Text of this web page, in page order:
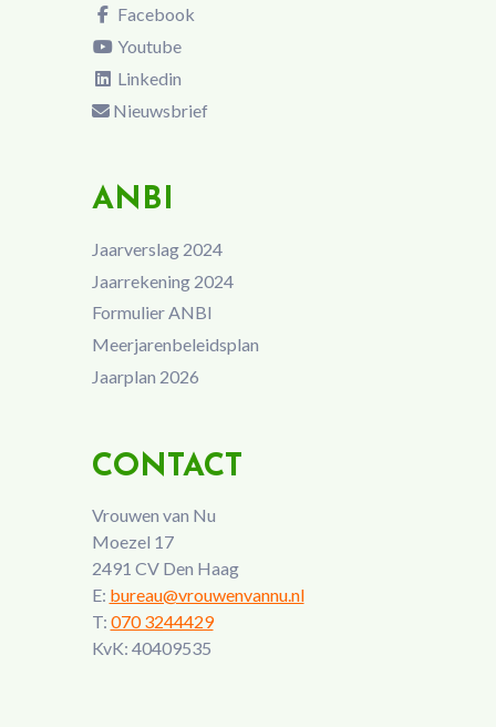
Facebook
Youtube
Linkedin
Nieuwsbrief
ANBI
Jaarverslag 2024
Jaarrekening 2024
Formulier ANBI
Meerjarenbeleidsplan
Jaarplan 2026
CONTACT
Vrouwen van Nu
Moezel 17
2491 CV Den Haag
E: bureau@vrouwenvannu.nl
T: 070 3244429
KvK: 40409535